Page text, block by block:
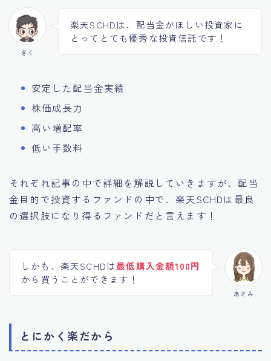
きく
楽天SCHDは、配当金がほしい投資家に
とってとても優秀な投資信託です！
安定した配当金実績
株価成長力
高い増配率
低い手数料
それぞれ記事の中で詳細を解説していきますが、配当
金目的で投資するファンドの中で、楽天SCHDは最良
の選択肢になり得るファンドだと言えます！
あさみ
しかも、楽天SCHDは最低購入金額100円
から買うことができます！
とにかく楽だから